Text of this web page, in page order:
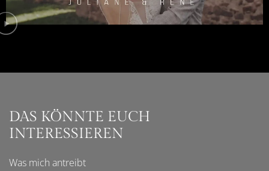
DAS KÖNNTE EUCH
INTERESSIEREN
Was mich antreibt